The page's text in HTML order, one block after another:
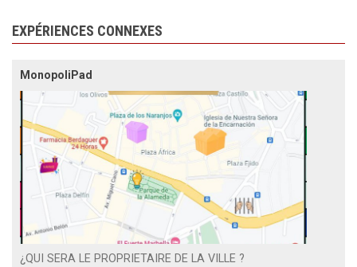
EXPÉRIENCES CONNEXES
MonopoliPad
¿QUI SERA LE PROPRIETAIRE DE LA VILLE ?